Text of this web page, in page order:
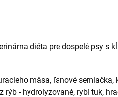
diéta pre dospelé psy s
mäsa, ľanové semiačka,
rýb - hydrolyzované, rybí tuk,